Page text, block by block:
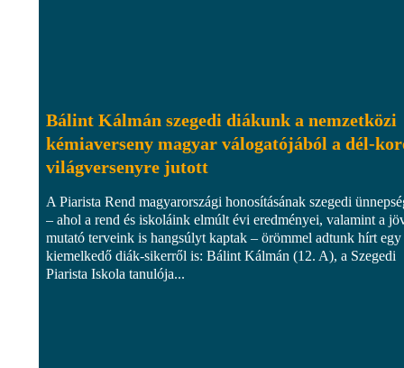
Bálint Kálmán szegedi diákunk a nemzetközi
kémiaverseny magyar válogatójából a dél-
világversenyre jutott
A Piarista Rend magyarországi honosításának szegedi
– ahol a rend és iskoláink elmúlt évi eredményei, valamint a
mutató terveink is hangsúlyt kaptak – örömmel adtunk hírt egy
kiemelkedő diák-sikerről is: Bálint Kálmán (12. A), a Szegedi
Piarista Iskola tanulója...